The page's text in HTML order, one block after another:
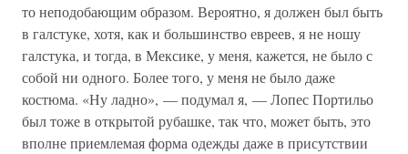
то неподобающим образом. Вероятно, я должен был быть
в галстуке, хотя, как и большинство евреев, я не ношу
галстука, и тогда, в Мексике, у меня, кажется, не было с
собой ни одного. Более того, у меня не было даже
костюма. «Ну ладно», — подумал я, — Лопес Портильо
был тоже в открытой рубашке, так что, может быть, это
вполне приемлемая форма одежды даже в присутствии